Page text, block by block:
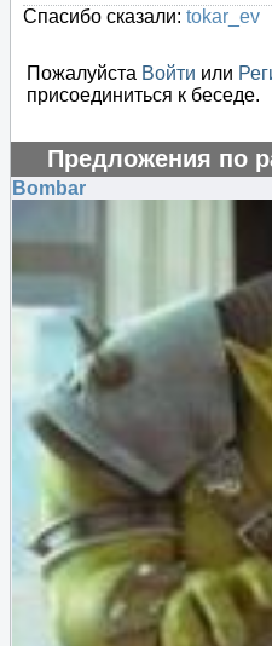
Спасибо сказали: tokar_ev
Пожалуйста Войти или
присоединиться к беседе.
Предложения по
Bombar